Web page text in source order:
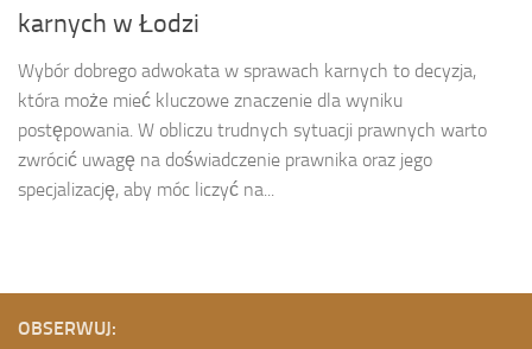
karnych w Łodzi
Wybór dobrego adwokata w sprawach karnych to decyzja,
która może mieć kluczowe znaczenie dla wyniku
postępowania. W obliczu trudnych sytuacji prawnych warto
zwrócić uwagę na doświadczenie prawnika oraz jego
specjalizację, aby móc liczyć na...
OBSERWUJ: